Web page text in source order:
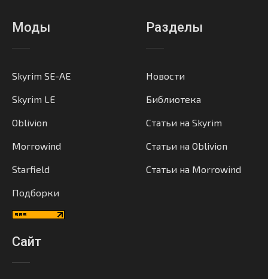
Моды
Skyrim SE-AE
Skyrim LE
Oblivion
Morrowind
Starfield
Подборки
Разделы
Новости
Библиотека
Статьи на Skyrim
Статьи на Oblivion
Статьи на Morrowind
Сайт